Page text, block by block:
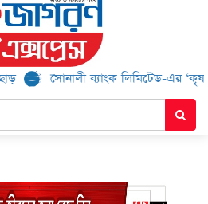
সোনালী ব্যাংক লিমিটেড-এর ‘কৃষক কার্ড’